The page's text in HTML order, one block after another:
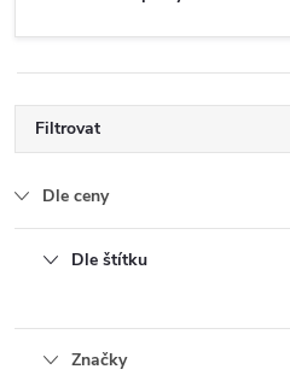
Filtrovat
Dle ceny
Dle štítku
Značky